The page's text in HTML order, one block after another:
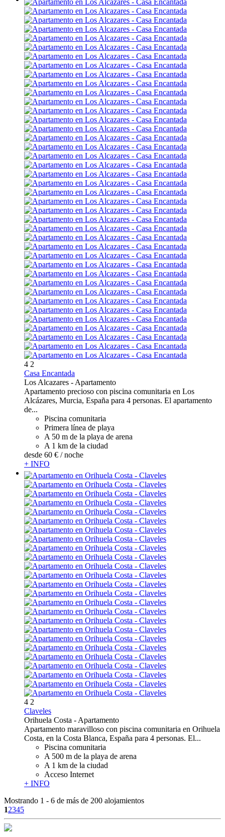
4 2
Casa Encantada
Los Alcazares - Apartamento
Apartamento precioso con piscina comunitaria en Los
Alcázares, Murcia, España para 4 personas. El apartamento
de...
Piscina comunitaria
Primera línea de playa
A 50 m de la playa de arena
A 1 km de la ciudad
desde 60 € / noche
+ INFO
4 2
Claveles
Orihuela Costa - Apartamento
Apartamento maravilloso con piscina comunitaria en Orihuela
Costa, en la Costa Blanca, España para 4 personas. El...
Piscina comunitaria
A 500 m de la playa de arena
A 1 km de la ciudad
Acceso Internet
+ INFO
Mostrando 1 - 6 de más de 200 alojamientos
12345